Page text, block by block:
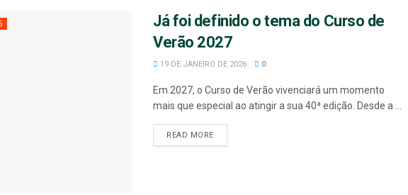
Já foi definido o tema do Curso de
Verão 2027
19 DE JANEIRO DE 2026 0
Em 2027, o Curso de Verão vivenciará um momento
mais que especial ao atingir a sua 40ª edição. Desde a ...
READ MORE